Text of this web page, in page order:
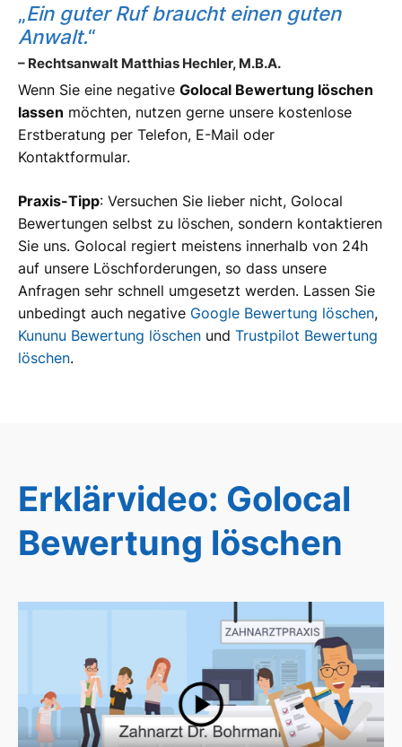
„Ein guter Ruf braucht einen guten
Anwalt.“
– Rechtsanwalt Matthias Hechler, M.B.A.
Wenn Sie eine negative Golocal Bewertung löschen
lassen möchten, nutzen gerne unsere kostenlose
Erstberatung per Telefon, E-Mail oder
Kontaktformular.
Praxis-Tipp: Versuchen Sie lieber nicht, Golocal
Bewertungen selbst zu löschen, sondern kontaktieren
Sie uns. Golocal regiert meistens innerhalb von 24h
auf unsere Löschforderungen, so dass unsere
Anfragen sehr schnell umgesetzt werden. Lassen Sie
unbedingt auch negative Google Bewertung löschen,
Kununu Bewertung löschen und Trustpilot Bewertung
löschen.
Erklärvideo: Golocal
Bewertung löschen